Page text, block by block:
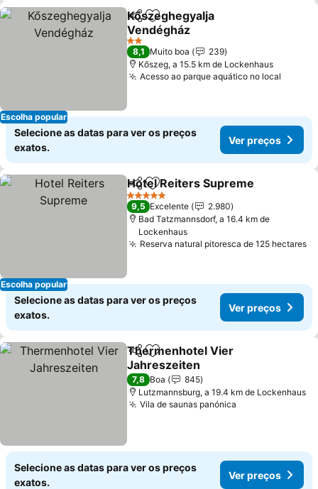
Escolha popular
PartilharAdicionar aos favoritos
Kőszeghegyalja
Vendégház
Ver preços
2 Estrelas
8,1 Muito boa
239
Kőszeg, a 15.5 km de Lockenhaus
Acesso ao parque aquático no local
Selecione as datas para ver os preços
exatos.
Ver preços
Escolha popular
PartilharAdicionar aos favoritos
Hotel Reiters Supreme
5 Estrelas
9,5 Excelente
2.980
Bad Tatzmannsdorf, a 16.4 km de
Lockenhaus
Reserva natural pitoresca de 125 hectares
Selecione as datas para ver os preços
exatos.
Ver preços
PartilharAdicionar aos favoritos
Thermenhotel Vier
Jahreszeiten
Ver preços
7,8 Boa
845
Lutzmannsburg, a 19.4 km de Lockenhaus
Vila de saunas panónica
Selecione as datas para ver os preços
exatos.
Ver preços